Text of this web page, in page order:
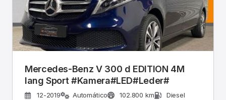
Mercedes-Benz V 300 d EDITION 4M
lang Sport #Kamera#LED#Leder#
12-2019 Automático 102.800 km
Diesel